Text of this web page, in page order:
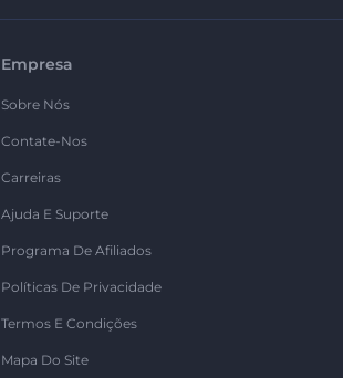
Empresa
Sobre Nós
Contate-Nos
Carreiras
Ajuda E Suporte
Programa De Afiliados
Políticas De Privacidade
Termos E Condições
Mapa Do Site